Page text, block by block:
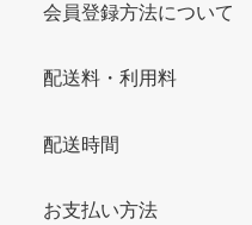
会員登録方法について
配送料・利用料
配送時間
お支払い方法